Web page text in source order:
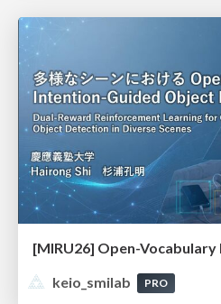
keio_smilab
PRO